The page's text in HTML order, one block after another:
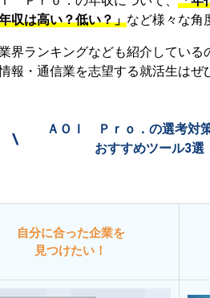
収は高い？低い？」など様々な角
界ランキングなども紹介してい
報・通信業を志望する就活生はぜ
\
ＡＯＩ Ｐｒｏ．の選考対
おすすめツール3選
自分に合った企業を
見つけたい！